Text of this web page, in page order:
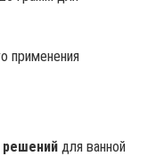
применения
решений для ванной